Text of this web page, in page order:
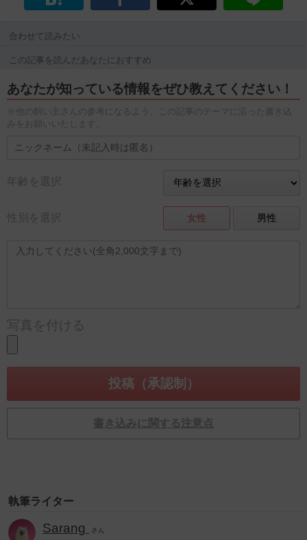
合わせて読みたい
この記事を読んだあなたにおすすめ
あなたが知っている情報をぜひ教えてください！
※他の飼い主さんの参考になるよう、この記事のテーマに沿った書き込
みをお願いいたします。
年齢を選択
性別を選択 女性 男性
写真を付ける
書き込みに関する注意点
執筆ライター
Sarang さん